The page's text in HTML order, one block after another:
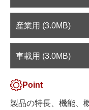
産業用 (3.0MB)
車載用 (3.0MB)
Point
製品の特長、機能、